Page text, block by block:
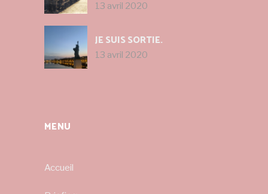
13 avril 2020
JE SUIS SORTIE.
13 avril 2020
MENU
Accueil